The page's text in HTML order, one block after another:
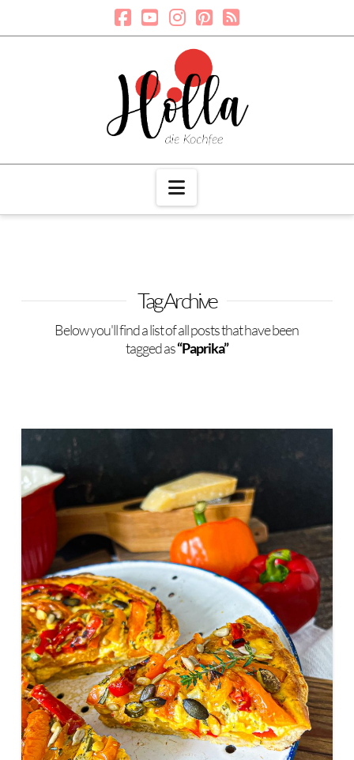
Navigation
Tag Archive
Below you'll find a list of all posts that have been
tagged as“Paprika”